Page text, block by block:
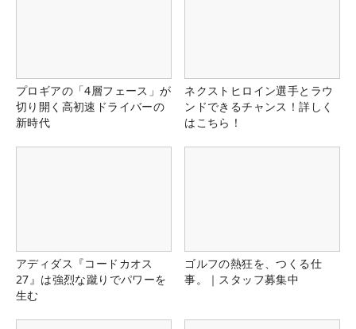
プロギアの「4層フェース」が
切り開く高初速ドライバーの
新時代
ネクストヒロイン選手とラウ
ンドできるチャンス！詳しく
はこちら！
アディダス『コードカオス
27』は強烈な蹴りでパワーを
生む
ゴルフの熱狂を、つくる仕
事。｜スタッフ募集中